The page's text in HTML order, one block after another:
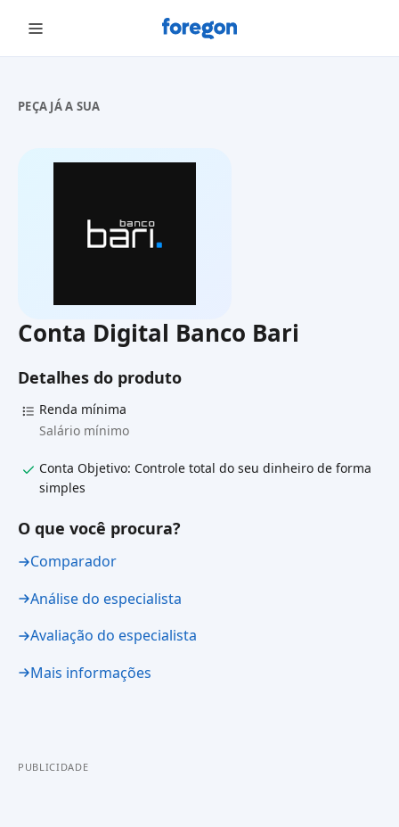
Foregon.com
PEÇA JÁ A SUA
Conta Digital Banco Bari
Detalhes do produto
Renda mínima
Salário mínimo
Conta Objetivo: Controle total do seu dinheiro de forma
simples
O que você procura?
Comparador
Análise do especialista
Avaliação do especialista
Mais informações
PUBLICIDADE